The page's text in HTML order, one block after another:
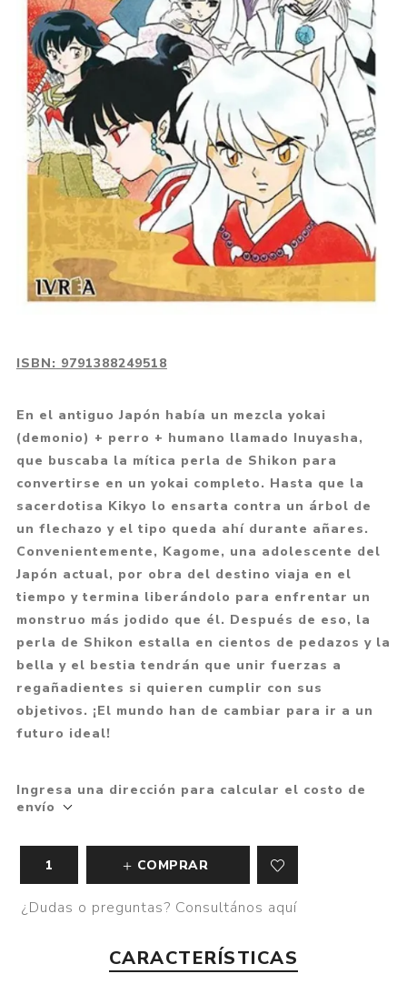
ISBN: 9791388249518
En el antiguo Japón había un mezcla yokai
(demonio) + perro + humano llamado Inuyasha,
que buscaba la mítica perla de Shikon para
convertirse en un yokai completo. Hasta que la
sacerdotisa Kikyo lo ensarta contra un árbol de
un flechazo y el tipo queda ahí durante añares.
Convenientemente, Kagome, una adolescente del
Japón actual, por obra del destino viaja en el
tiempo y termina liberándolo para enfrentar un
monstruo más jodido que él. Después de eso, la
perla de Shikon estalla en cientos de pedazos y la
bella y el bestia tendrán que unir fuerzas a
regañadientes si quieren cumplir con sus
objetivos. ¡El mundo han de cambiar para ir a un
futuro ideal!
Ingresa una dirección para calcular el costo de
envío
COMPRAR
¿Dudas o preguntas? Consultános aquí
CARACTERÍSTICAS